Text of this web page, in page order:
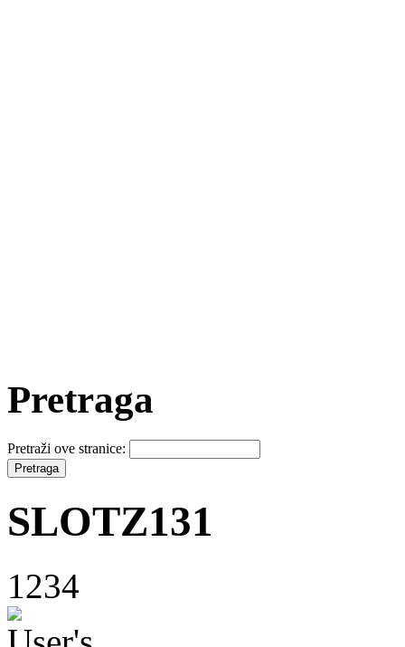
Pretraga
Pretraži ove stranice:
SLOTZ131
1234